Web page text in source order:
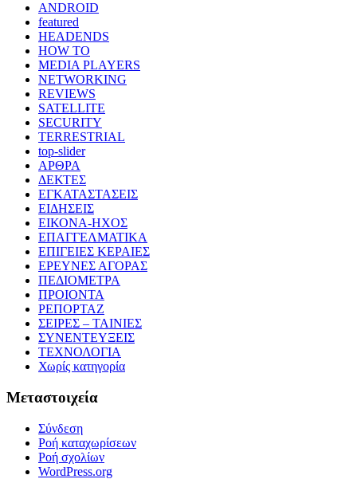
ANDROID
featured
HEADENDS
HOW TO
MEDIA PLAYERS
NETWORKING
REVIEWS
SATELLITE
SECURITY
TERRESTRIAL
top-slider
ΑΡΘΡΑ
ΔΕΚΤΕΣ
ΕΓΚΑΤΑΣΤΑΣΕΙΣ
ΕΙΔΗΣΕΙΣ
ΕΙΚΟΝΑ-ΗΧΟΣ
ΕΠΑΓΓΕΛΜΑΤΙΚΑ
ΕΠΙΓΕΙΕΣ ΚΕΡΑΙΕΣ
ΕΡΕΥΝΕΣ ΑΓΟΡΑΣ
ΠΕΔΙΟΜΕΤΡΑ
ΠΡΟΙΟΝΤΑ
ΡΕΠΟΡΤΑΖ
ΣΕΙΡΕΣ – ΤΑΙΝΙΕΣ
ΣΥΝΕΝΤΕΥΞΕΙΣ
ΤΕΧΝΟΛΟΓΙΑ
Χωρίς κατηγορία
Μεταστοιχεία
Σύνδεση
Ροή καταχωρίσεων
Ροή σχολίων
WordPress.org